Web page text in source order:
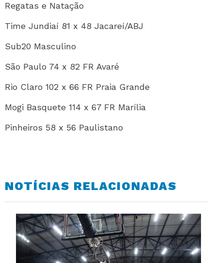
Regatas e Natação
Time Jundiaí 81 x 48 Jacareí/ABJ
Sub20 Masculino
São Paulo 74 x 82 FR Avaré
Rio Claro 102 x 66 FR Praia Grande
Mogi Basquete 114 x 67 FR Marília
Pinheiros 58 x 56 Paulistano
NOTÍCIAS RELACIONADAS